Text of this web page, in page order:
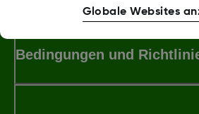
Bedingungen und
Globale Websites